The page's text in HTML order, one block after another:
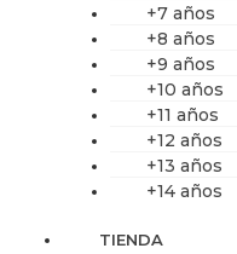
+7 años
+8 años
+9 años
+10 años
+11 años
+12 años
+13 años
+14 años
TIENDA